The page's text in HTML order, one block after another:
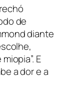
de
diante
E
a dor e a